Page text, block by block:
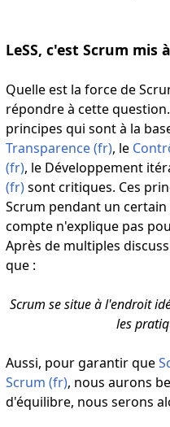
LeSS, c'est Scrum mis
Quelle est la force de
répondre à cette
principes qui sont à la
Transparence (fr), le
(fr), le Développement
(fr)sont critiques. Ces
Scrum pendant un
compte n'explique pas
Après de multiples
que :
Scrum se situe à l'endroit
les
Aussi, pour garantir que
Scrum (fr), nous aurons
d'équilibre, nous serons